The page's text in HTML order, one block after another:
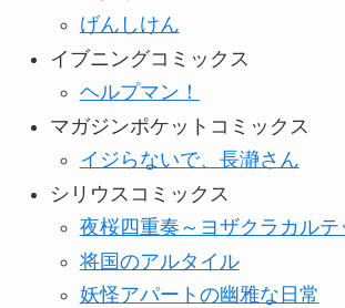
げんしけん
イブニングコミックス
ヘルプマン！
マガジンポケットコミックス
イジらないで、長瀞さん
シリウスコミックス
夜桜四重奏～ヨザクラカルテ
将国のアルタイル
妖怪アパートの幽雅な日常